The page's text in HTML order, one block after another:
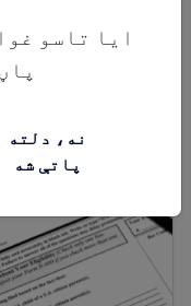
ایا تاسو
نه، دلته
پاتې شه
د عام مهاجرت